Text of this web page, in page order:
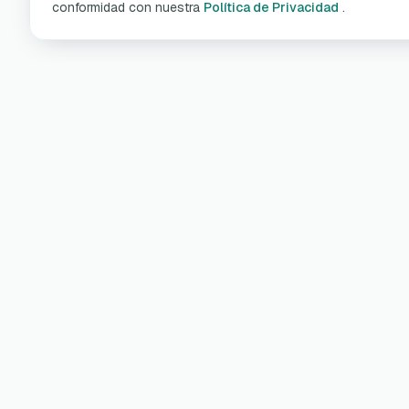
conformidad con nuestra Política de Privacidad .